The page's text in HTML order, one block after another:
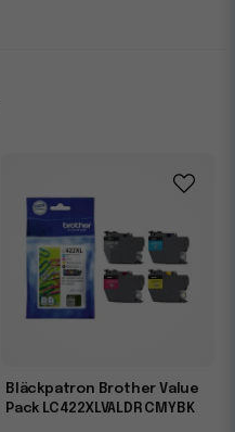
Bläckpatron Brother Value
Pack LC422XLVALDR CMYBK